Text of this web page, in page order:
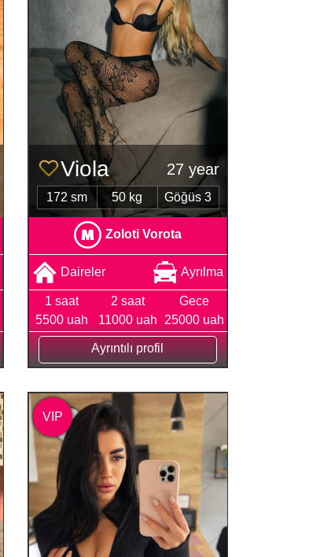
Viola 27 year
172 sm 50 kg Göğüs 3
Zoloti Vorota
Daireler Ayrılma
1 saat
5500 uah
2 saat
11000 uah
Gece
25000 uah
Ayrıntılı profil
VIP